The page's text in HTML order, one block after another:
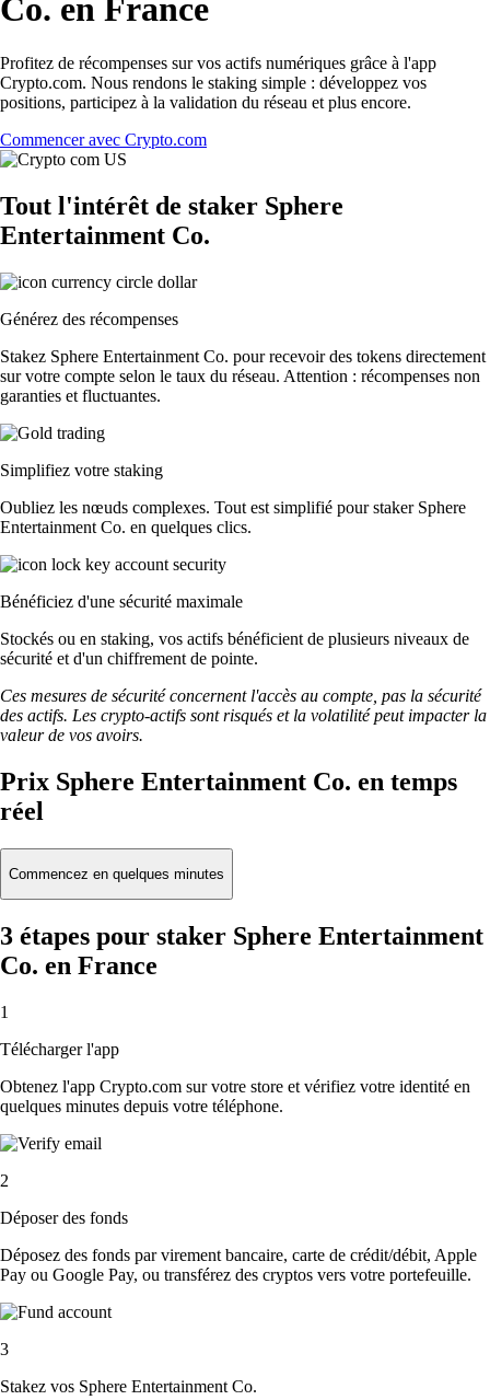
Co. en France
Profitez de récompenses sur vos actifs numériques grâce à l'app
Crypto.com. Nous rendons le staking simple : développez vos
positions, participez à la validation du réseau et plus encore.
Commencer avec Crypto.com
Tout l'intérêt de staker Sphere
Entertainment Co.
Générez des récompenses
Stakez Sphere Entertainment Co. pour recevoir des tokens directement
sur votre compte selon le taux du réseau. Attention : récompenses non
garanties et fluctuantes.
Simplifiez votre staking
Oubliez les nœuds complexes. Tout est simplifié pour staker Sphere
Entertainment Co. en quelques clics.
Bénéficiez d'une sécurité maximale
Stockés ou en staking, vos actifs bénéficient de plusieurs niveaux de
sécurité et d'un chiffrement de pointe.
Ces mesures de sécurité concernent l'accès au compte, pas la sécurité
des actifs. Les crypto-actifs sont risqués et la volatilité peut impacter la
valeur de vos avoirs.
Prix Sphere Entertainment Co. en temps
réel
Commencez en quelques minutes
3 étapes pour staker Sphere Entertainment
Co. en France
1
Télécharger l'app
Obtenez l'app Crypto.com sur votre store et vérifiez votre identité en
quelques minutes depuis votre téléphone.
2
Déposer des fonds
Déposez des fonds par virement bancaire, carte de crédit/débit, Apple
Pay ou Google Pay, ou transférez des cryptos vers votre portefeuille.
3
Stakez vos Sphere Entertainment Co.